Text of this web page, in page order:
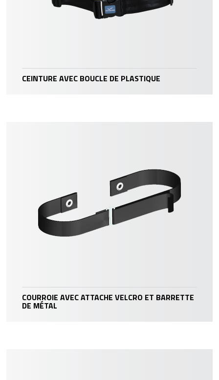
CEINTURE AVEC BOUCLE DE PLASTIQUE
COURROIE AVEC ATTACHE VELCRO ET BARRETTE
DE MÉTAL